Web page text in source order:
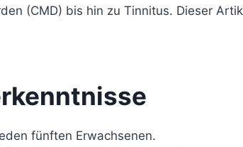
(CMD) bis hin zu Tinnitus. Dieser
fünften Erwachsenen.